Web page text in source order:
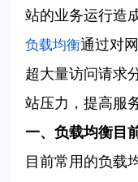
站的业务运行造
负载均衡通过对
超大量访问请求
站压力，提高服
一、负载均衡目
目前常用的负载